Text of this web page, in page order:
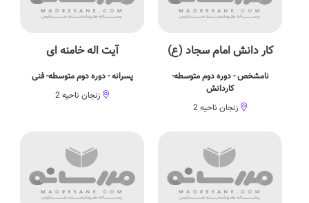
کار دانش امام سجاد (ع)
نامشخص - دوره دوم متوسطه-
کاردانش
زنجان ناحیه 2
آیت اله خامنه ای
پسرانه - دوره دوم متوسطه- فنی
زنجان ناحیه 2